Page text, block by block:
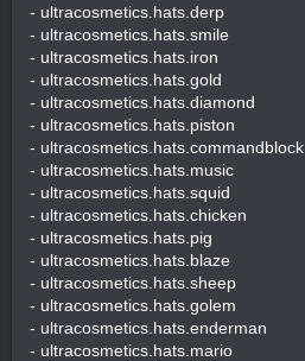
- ultracosmetics.hats.derp
- ultracosmetics.hats.smile
- ultracosmetics.hats.iron
- ultracosmetics.hats.gold
- ultracosmetics.hats.diamond
- ultracosmetics.hats.piston
- ultracosmetics.hats.commandblock
- ultracosmetics.hats.music
- ultracosmetics.hats.squid
- ultracosmetics.hats.chicken
- ultracosmetics.hats.pig
- ultracosmetics.hats.blaze
- ultracosmetics.hats.sheep
- ultracosmetics.hats.golem
- ultracosmetics.hats.enderman
- ultracosmetics.hats.mario